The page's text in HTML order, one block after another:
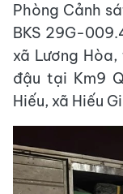
Phòng Cảnh
BKS 29G-
xã Lương
đậu tại Km9
Hiếu, xã Hiếu